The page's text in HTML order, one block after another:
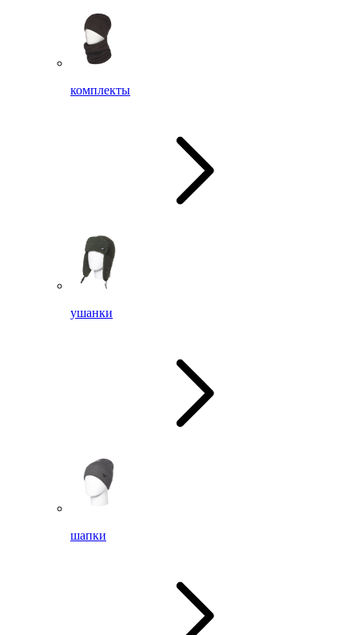
комплекты
ушанки
шапки